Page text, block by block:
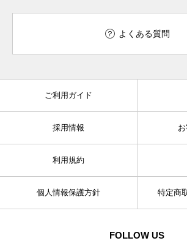
よくある質問
ご利用ガイド
採用情報
利用規約
個人情報保護方針 特定商
FOLLOW US